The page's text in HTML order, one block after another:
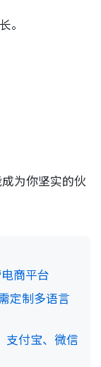
。
为你坚实的伙
商平台
定制多语言
支付宝、微信